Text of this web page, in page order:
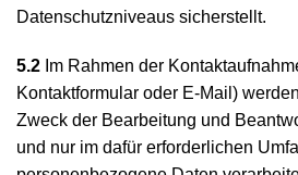
Datenschutzniveaus sicherstellt.
5.2 Im Rahmen der
Kontaktformular oder E-Mail)
Zweck der Bearbeitung und
und nur im dafür erforderlichen